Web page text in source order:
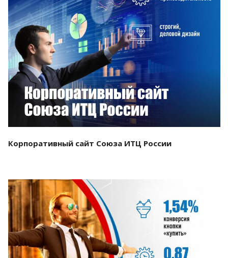
Смотреть проект
Корпоративный сайт Союза ИТЦ России